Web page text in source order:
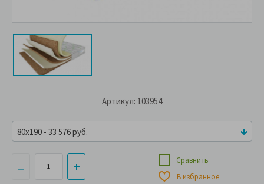
Артикул: 103954
Сравнить
В избранное
80x190 - 33 576 руб.